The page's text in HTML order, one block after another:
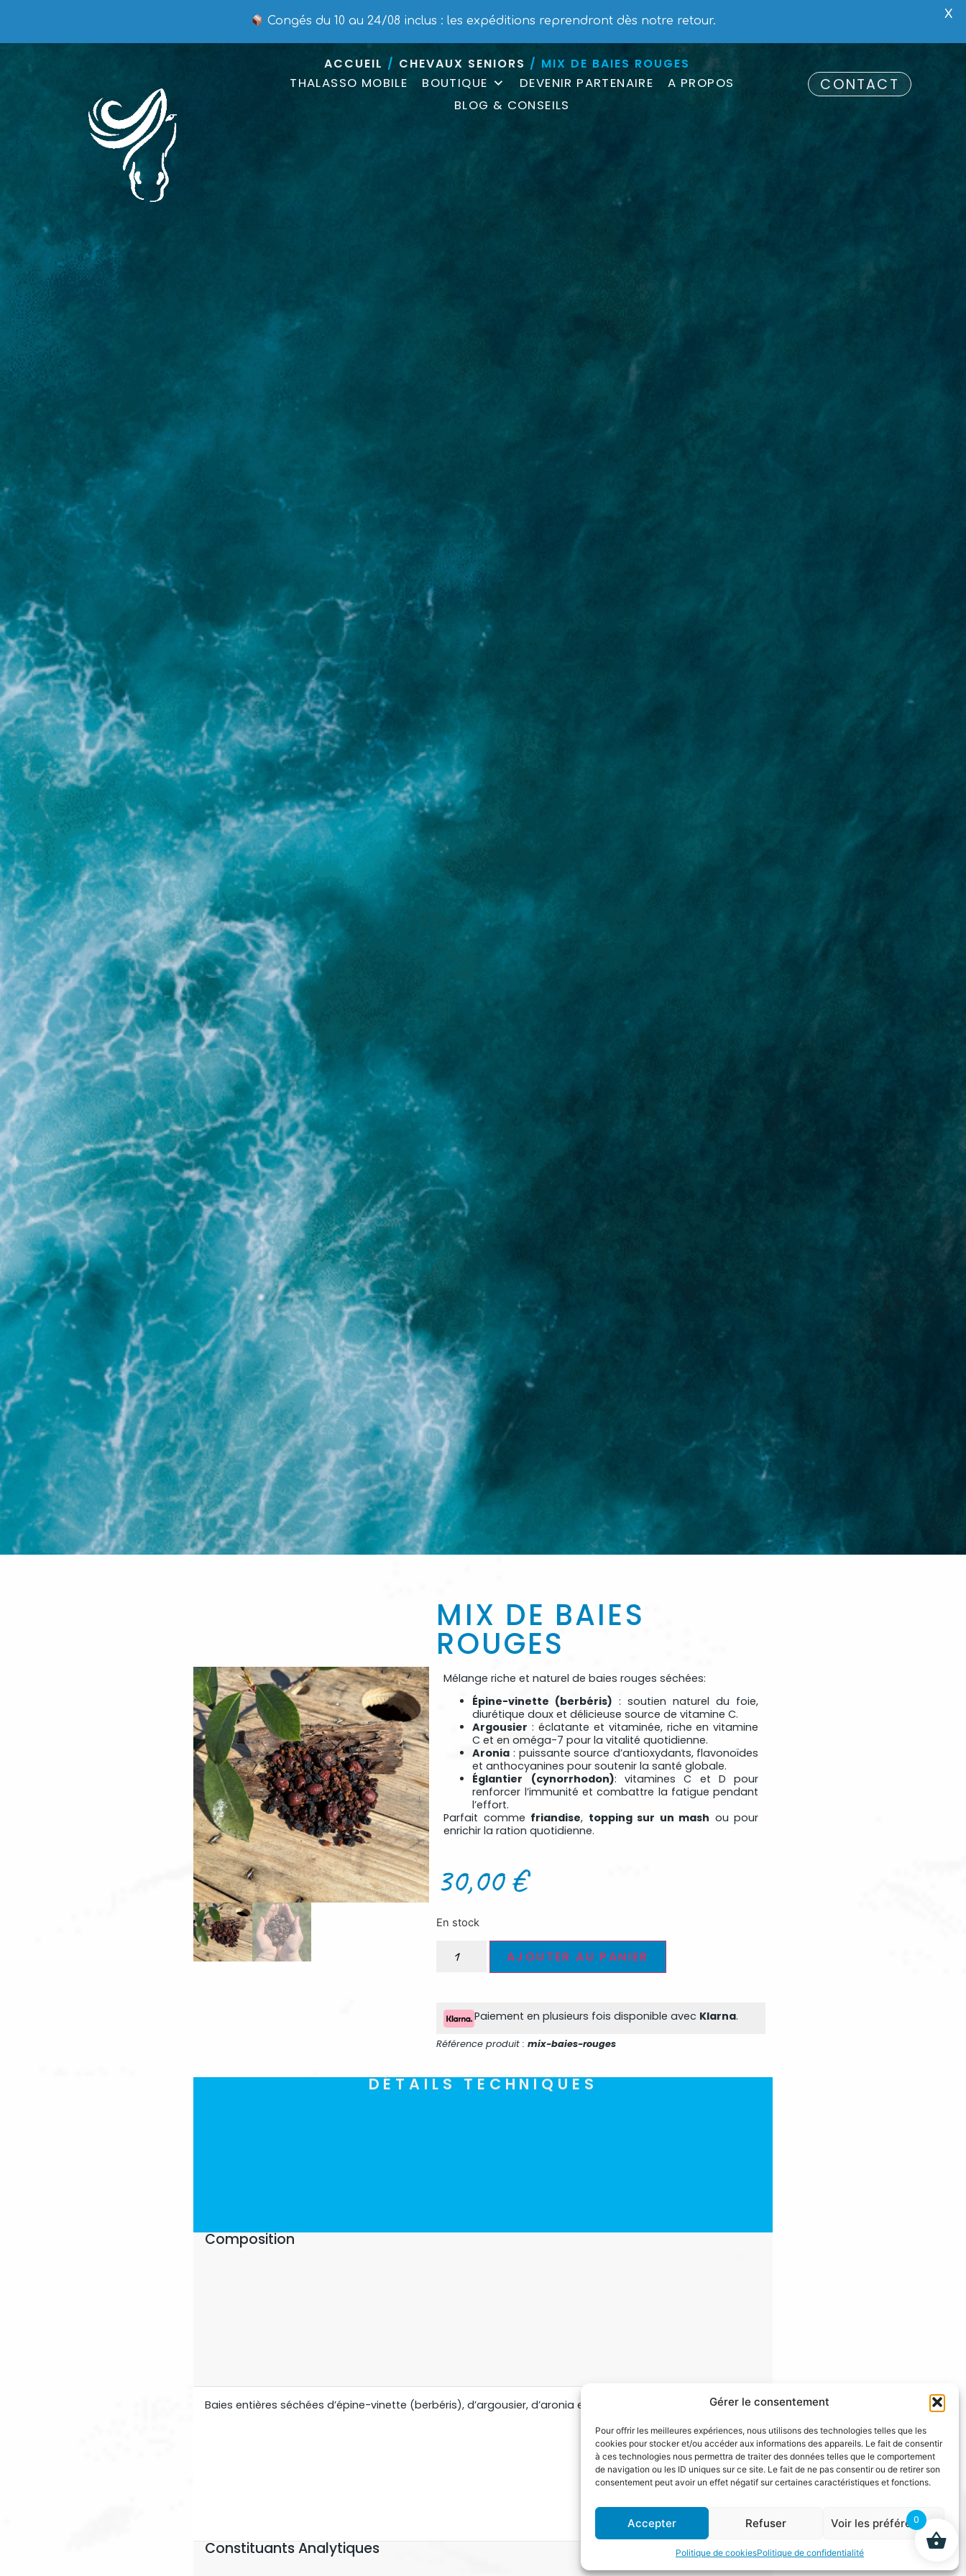
Gérer le consentement
Pour offrir les meilleures expériences, nous utilisons des technologies telles que les
cookies pour stocker et/ou accéder aux informations des appareils. Le fait de consentir
à ces technologies nous permettra de traiter des données telles que le comportement
de navigation ou les ID uniques sur ce site. Le fait de ne pas consentir ou de retirer son
consentement peut avoir un effet négatif sur certaines caractéristiques et fonctions.
Accepter Refuser Voir les préférences
Politique de cookiesPolitique de confidentialité
THALASSO MOBILE BOUTIQUE DEVENIR PARTENAIRE
A PROPOS
BLOG & CONSEILS
CONTACT
MIX DE BAIES ROUGES
ACCUEIL / CHEVAUX SENIORS / MIX DE BAIES ROUGES
MIX DE BAIES
ROUGES
Mélange riche et naturel de baies rouges séchées:
Épine-vinette (berbéris) : soutien naturel du foie,
diurétique doux et délicieuse source de vitamine C.
Argousier : éclatante et vitaminée, riche en vitamine
C et en oméga-7 pour la vitalité quotidienne.
Aronia : puissante source d’antioxydants, flavonoïdes
et anthocyanines pour soutenir la santé globale.
Églantier
(cynorrhodon): vitamines C et D pour
renforcer l’immunité et combattre la fatigue pendant
l’effort.
Parfait comme friandise, topping sur un mash ou pour
enrichir la ration quotidienne.
30,00€
En stock
AJOUTER AU PANIER
Paiement en plusieurs fois disponible avec Klarna.​
Référence produit :mix-baies-rouges
DÉTAILS TECHNIQUES
Composition
Baies entières séchées d’épine-vinette (berbéris), d’argousier, d’aronia et d’églantier (cynorhodon).
Constituants Analytiques
Congés du 10 au 24/08 inclus : les expéditions reprendront dès notre retour.
X
0